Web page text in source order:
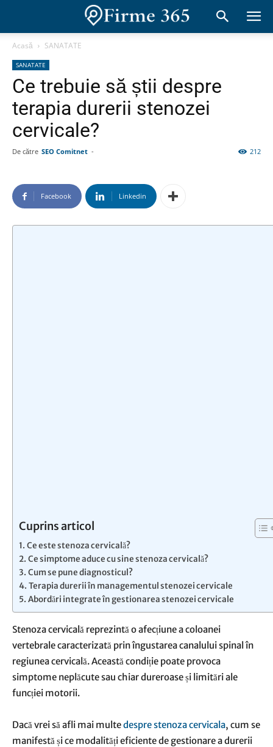
Acasă SANATATE
SANATATE
Ce trebuie să știi despre
terapia durerii stenozei
cervicale?
De către SEO Comitnet - 212
Facebook Linkedin
Cuprins articol
Ce este stenoza cervicală?
Ce simptome aduce cu sine stenoza cervicală?
Cum se pune diagnosticul?
Terapia durerii în managementul stenozei cervicale
Abordări integrate în gestionarea stenozei cervicale
Stenoza cervicală reprezintă o afecțiune a coloanei
vertebrale caracterizată prin îngustarea canalului spinal în
regiunea cervicală. Această condiție poate provoca
simptome neplăcute sau chiar dureroase și limitări ale
funcției motorii.
Dacă vrei să afli mai multedespre stenoza cervicala, cum se
manifestă și ce modalități eficiente de gestionare a durerii